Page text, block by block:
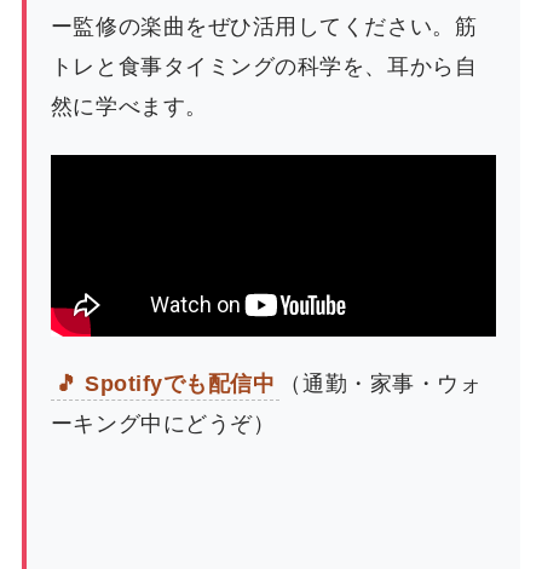
ー監修の楽曲をぜひ活用してください。筋
トレと食事タイミングの科学を、耳から自
然に学べます。
🎵 Spotifyでも配信中
（通勤・家事・ウォ
ーキング中にどうぞ）